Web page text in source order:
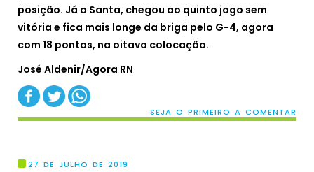
posição. Já o Santa, chegou ao quinto jogo sem
vitória e fica mais longe da briga pelo G-4, agora
com 18 pontos, na oitava colocação.
José Aldenir/Agora RN
SEJA O PRIMEIRO A COMENTAR
27 DE JULHO DE 2019